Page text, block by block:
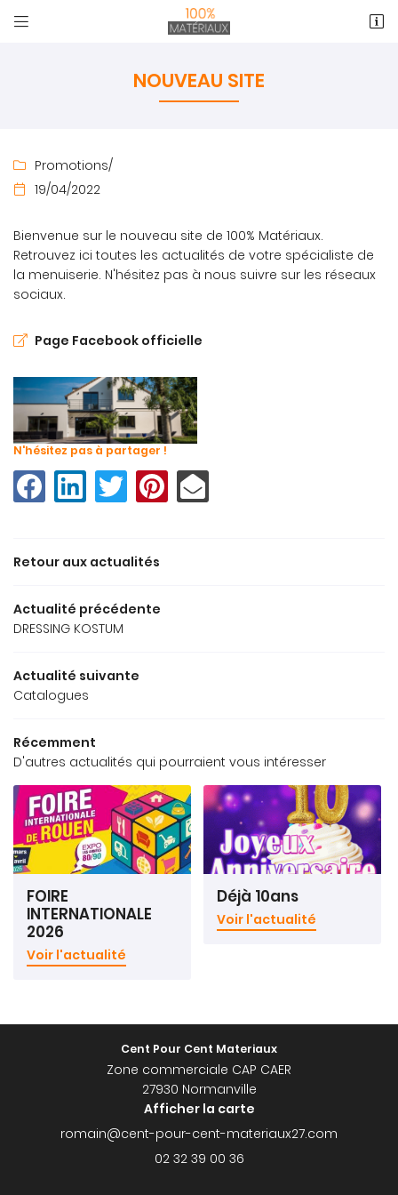

Accueil
- Volets
Portails
Galerie
Contact

Rejoignez-
Zone commerciale CAP CAER
 Adresse email de réception
désinscrire à tout moment en utilisant
INSCRIPTION
NOUVEAU SITE
 Promotions/
 19/04/2022
Bienvenue sur le nouveau site de 100% Matériaux.
Retrouvez ici toutes les actualités de votre spécialiste de
la menuiserie. N'hésitez pas à nous suivre sur les réseaux
sociaux.
Page Facebook officielle
N'hésitez pas à partager !
Retour aux actualités
Actualité précédente
DRESSING KOSTUM
Actualité suivante
Catalogues
Récemment
D'autres actualités qui pourraient vous intéresser
FOIRE
INTERNATIONALE
2026
Voir l'actualité
Déjà 10ans
Voir l'actualité
Cent Pour Cent Materiaux
Zone commerciale CAP CAER
27930 Normanville
Afficher la carte
02 32 39 00 36